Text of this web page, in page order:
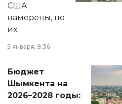
США
намерены, по
их
принести
народу
Венесуэлы.
5 января, 9:36
Бюджет
Шымкента на
2026–2028 годы: